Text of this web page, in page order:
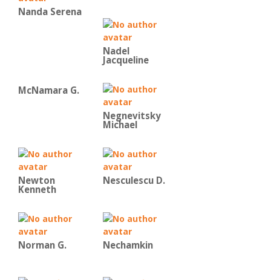
Nanda Serena
Nadel
Jacqueline
McNamara G.
Negnevitsky
Michael
Newton
Kenneth
Nesculescu D.
Norman G. Nechamkin